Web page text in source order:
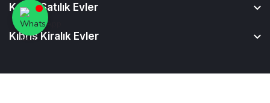
Kıbrıs Satılık Evler
Kıbrıs Kiralık Evler